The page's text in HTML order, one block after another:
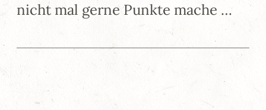
nicht mal gerne Punkte mache …